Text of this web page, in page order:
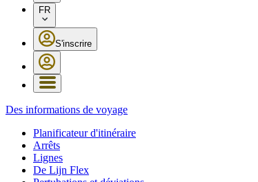
FR
S'inscrire
Des informations de voyage
Planificateur d'itinéraire
Arrêts
Lignes
De Lijn Flex